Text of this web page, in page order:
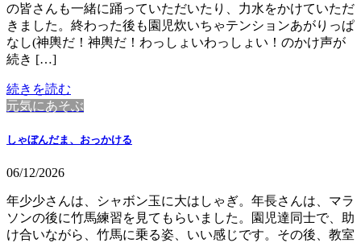
の皆さんも一緒に踊っていただいたり、力水をかけていただ
きました。終わった後も園児炊いちゃテンションあがりっぱ
なし(神輿だ！神輿だ！わっしょいわっしょい！のかけ声が
続き […]
続きを読む
元気にあそぶ
しゃぼんだま、おっかける
06/12/2026
年少少さんは、シャボン玉に大はしゃぎ。年長さんは、マラ
ソンの後に竹馬練習を見てもらいました。園児達同士で、助
け合いながら、竹馬に乗る姿、いい感じです。その後、教室